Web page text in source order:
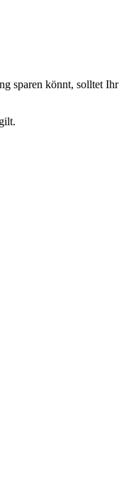
sparen könnt, solltet Ihr